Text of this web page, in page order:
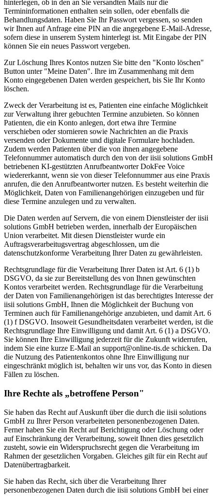
hinterlegen, ob in den an Sie versandten Mails nur die
Termininformationen enthalten sein sollen, oder ebenfalls die
Behandlungsdaten. Haben Sie Ihr Passwort vergessen, so senden
wir Ihnen auf Anfrage eine PIN an die angegebene E-Mail-Adresse,
sofern diese in unserem System hinterlegt ist. Mit Eingabe der PIN
können Sie ein neues Passwort vergeben.
Zur Löschung Ihres Kontos nutzen Sie bitte den "Konto löschen"
Button unter "Meine Daten". Ihre im Zusammenhang mit dem
Konto eingegebenen Daten werden gespeichert, bis Sie Ihr Konto
löschen.
Zweck der Verarbeitung ist es, Patienten eine einfache Möglichkeit
zur Verwaltung ihrer gebuchten Termine anzubieten. So können
Patienten, die ein Konto anlegen, dort etwa ihre Termine
verschieben oder stornieren sowie Nachrichten an die Praxis
versenden oder Dokumente und digitale Formulare hochladen.
Zudem werden Patienten über die von ihnen angegebene
Telefonnummer automatisch durch den von der iisii solutions GmbH
betriebenen KI-gestützten Anrufbeantworter DokFee Voice
wiedererkannt, wenn sie von dieser Telefonnummer aus eine Praxis
anrufen, die den Anrufbeantworter nutzen. Es besteht weiterhin die
Möglichkeit, Daten von Familienangehörigen einzugeben und für
diese Termine anzulegen und zu verwalten.
Die Daten werden auf Servern, die von einem Dienstleister der iisii
solutions GmbH betrieben werden, innerhalb der Europäischen
Union verarbeitet. Mit diesen Dienstleister wurde ein
Auftragsverarbeitugsvertrag abgeschlossen, um die
datenschutzkonforme Verarbeitung Ihrer Daten zu gewährleisten.
Rechtsgrundlage für die Verarbeitung Ihrer Daten ist Art. 6 (1) b
DSGVO, da sie zur Bereitstellung des von Ihnen gewünschten
Kontos verarbeitet werden. Rechtsgrundlage für die Verarbeitung
der Daten von Familienangehörigen ist das berechtigtes Interesse der
iisii solutions GmbH, Ihnen die Möglichkeit der Buchung von
Terminen auch für Familienangehörige anzubieten, und damit Art. 6
(1) f DSGVO. Insoweit Gesundheitsdaten verarbeitet werden, ist die
Rechtsgrundlage Ihre Einwilligung und damit Art. 6 (1) a DSGVO.
Sie können Ihre Einwilligung jederzeit für die Zukunft widerrufen,
indem Sie eine kurze E-Mail an support@online-tis.de schicken. Da
die Nutzung des Patientenkontos ohne Ihre Einwilligung nur
eingeschränkt möglich ist, behalten wir uns vor, das Konto in diesen
Fällen zu löschen.
Ihre Rechte als „betroffene Person"
Sie haben das Recht auf Auskunft über die durch die iisii solutions
GmbH zu Ihrer Person verarbeiteten personenbezogenen Daten.
Ferner haben Sie ein Recht auf Berichtigung oder Löschung oder
auf Einschränkung der Verarbeitung, soweit Ihnen dies gesetzlich
zusteht, sowie ein Widerspruchsrecht gegen die Verarbeitung im
Rahmen der gesetzlichen Vorgaben. Gleiches gilt für ein Recht auf
Datenübertragbarkeit.
Sie haben das Recht, sich über die Verarbeitung Ihrer
personenbezogenen Daten durch die iisii solutions GmbH bei einer